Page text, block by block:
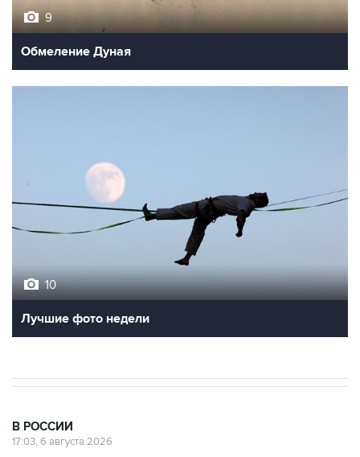
9
Обмеление Дуная
10
Лучшие фото недели
В РОССИИ
17:03, 6 августа 2026